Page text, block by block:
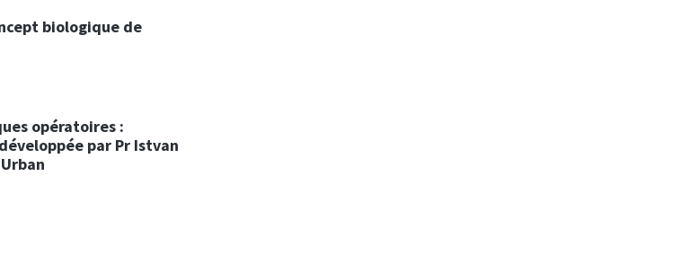
biologique de
opératoires :
par Pr Istvan